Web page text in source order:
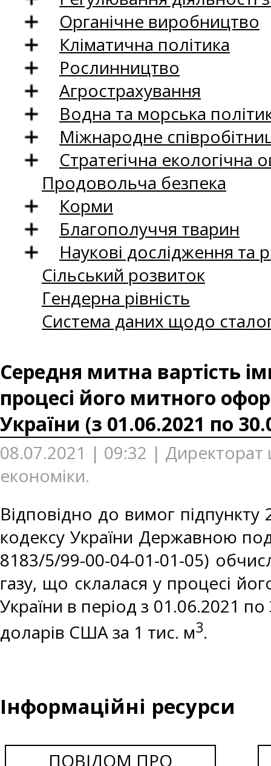
Органічне виробництво
Кліматична політика
Рослинництво
Агрострахування
Водна та морська
Міжнародне
Стратегічна екологічна
Продовольча безпека
Корми
Благополуччя тварин
Наукові дослідження та
Сільський розвиток
Гендерна рівність
Система даних щодо
Середня митна вартість
процесі його митного
України (з 01.06.2021 по
08.07.2021 | 09:32 | Директорат
економіки.
Відповідно до вимог підпункту
кодексу України Державною
8183/5/99-00-04-01-01-05)
газу, що склалася у процесі
України в період з 01.06.2021
доларів США за 1 тис. м3.
Інформаційні ресурси
ПОВІДОМ ПРО